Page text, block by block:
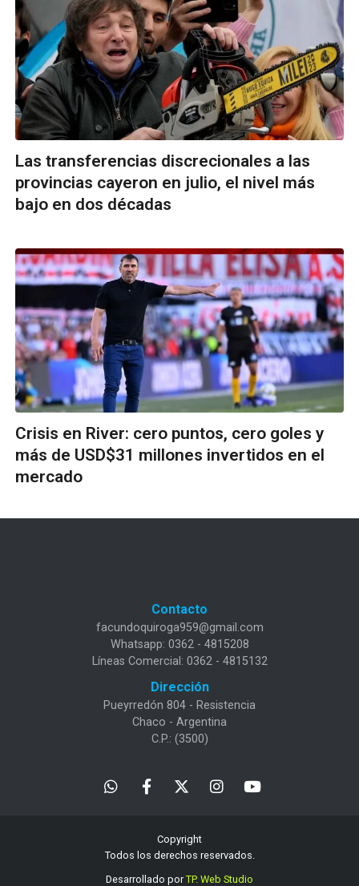
Las transferencias discrecionales a las
provincias cayeron en julio, el nivel más
bajo en dos décadas
Crisis en River: cero puntos, cero goles y
más de USD$31 millones invertidos en el
mercado
Contacto
facundoquiroga959@gmail.com
Whatsapp: 0362 - 4815208
Líneas Comercial: 0362 - 4815132
Dirección
Pueyrredón 804 - Resistencia
Chaco - Argentina
C.P.: (3500)
Copyright
Todos los derechos reservados.
Desarrollado porTP. Web Studio